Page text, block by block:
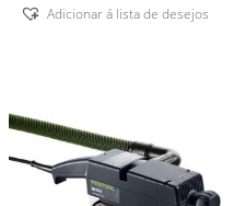
Adicionar á lista de desejos